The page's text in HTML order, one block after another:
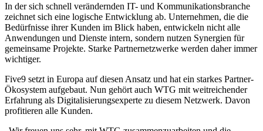
In der sich schnell verändernden IT- und Kommunikationsbranche
zeichnet sich eine logische Entwicklung ab. Unternehmen, die die
Bedürfnisse ihrer Kunden im Blick haben, entwickeln nicht alle
Anwendungen und Dienste intern, sondern nutzen Synergien für
gemeinsame Projekte. Starke Partnernetzwerke werden daher immer
wichtiger.
Five9 setzt in Europa auf diesen Ansatz und hat ein starkes Partner-
Ökosystem aufgebaut. Nun gehört auch WTG mit weitreichender
Erfahrung als Digitalisierungsexperte zu diesem Netzwerk. Davon
profitieren alle Kunden.